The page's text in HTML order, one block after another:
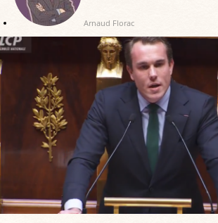
Arnaud Florac